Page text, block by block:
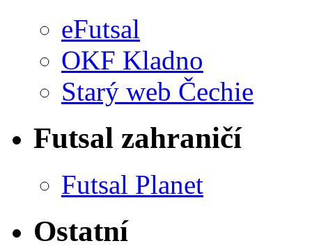
eFutsal
OKF Kladno
Starý web Čechie
Futsal zahraničí
Futsal Planet
Ostatní